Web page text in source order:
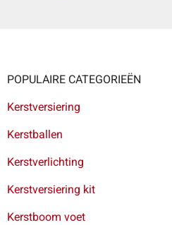
POPULAIRE CATEGORIEËN
Kerstversiering
Kerstballen
Kerstverlichting
Kerstversiering kit
Kerstboom voet